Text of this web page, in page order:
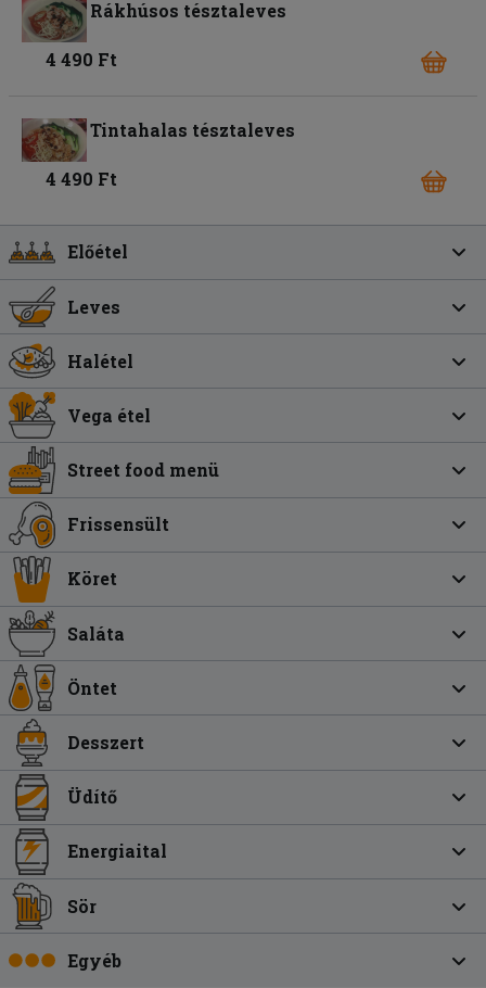
Rákhúsos tésztaleves
4 490 Ft
Tintahalas tésztaleves
4 490 Ft
Előétel
Leves
Halétel
Vega étel
Street food menü
Frissensült
Köret
Saláta
Öntet
Desszert
Üdítő
Energiaital
Sör
Egyéb